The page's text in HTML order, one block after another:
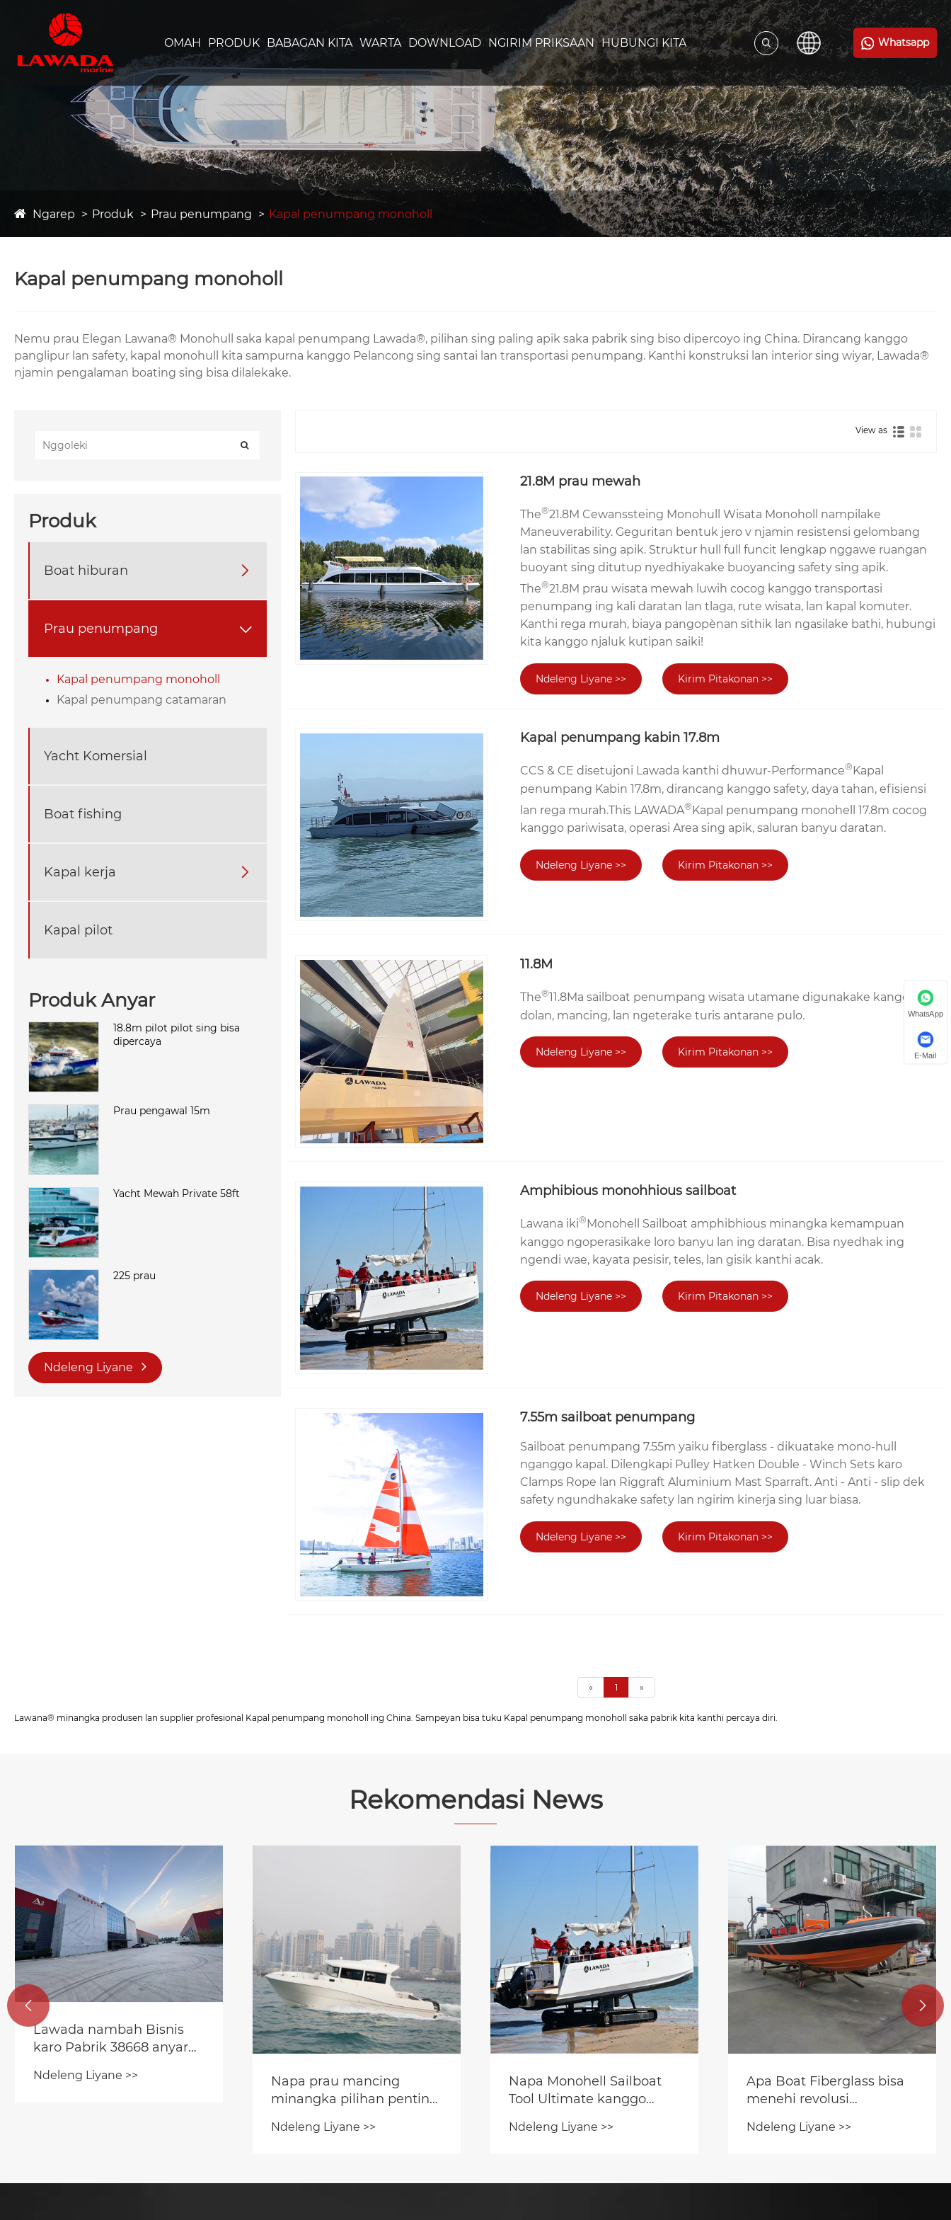
OMAH PRODUK BABAGAN KITA WARTA DOWNLOAD NGIRIM PRIKSAAN HUBUNGI KITA Whatsapp
Ngarep Produk Prau penumpang Kapal penumpang monoholl
Kapal penumpang monoholl
Nemu prau Elegan Lawana® Monohull saka kapal penumpang Lawada®, pilihan sing paling apik saka pabrik sing biso dipercoyo ing China. Dirancang kanggo
panglipur lan safety, kapal monohull kita sampurna kanggo Pelancong sing santai lan transportasi penumpang. Kanthi konstruksi lan interior sing wiyar, Lawada®
njamin pengalaman boating sing bisa dilalekake.
Produk
Boat hiburan 
Prau penumpang 
Kapal penumpang monoholl
Kapal penumpang catamaran
Yacht Komersial
Boat fishing
Kapal kerja 
Kapal pilot
Produk Anyar
18.8m pilot pilot sing bisa
dipercaya
Prau pengawal 15m
Yacht Mewah Private 58ft
225 prau
Ndeleng Liyane
View as
21.8M prau mewah
The®21.8M Cewanssteing Monohull Wisata Monoholl nampilake
Maneuverability. Geguritan bentuk jero v njamin resistensi gelombang
lan stabilitas sing apik. Struktur hull full funcit lengkap nggawe ruangan
buoyant sing ditutup nyedhiyakake buoyancing safety sing apik.
The®21.8M prau wisata mewah luwih cocog kanggo transportasi
penumpang ing kali daratan lan tlaga, rute wisata, lan kapal komuter.
Kanthi rega murah, biaya pangopènan sithik lan ngasilake bathi, hubungi
kita kanggo njaluk kutipan saiki!
Ndeleng Liyane >> Kirim Pitakonan >>
Kapal penumpang kabin 17.8m
CCS & CE disetujoni Lawada kanthi dhuwur-Performance® Kapal
penumpang Kabin 17.8m, dirancang kanggo safety, daya tahan, efisiensi
lan rega murah.This LAWADA®Kapal penumpang monohell 17.8m cocog
kanggo pariwisata, operasi Area sing apik, saluran banyu daratan.
Ndeleng Liyane >> Kirim Pitakonan >>
11.8M
The®11.8Ma sailboat penumpang wisata utamane digunakake kanggo
dolan, mancing, lan ngeterake turis antarane pulo.
Ndeleng Liyane >> Kirim Pitakonan >>
Amphibious monohhious sailboat
Lawana iki® Monohell Sailboat amphibhious minangka kemampuan
kanggo ngoperasikake loro banyu lan ing daratan. Bisa nyedhak ing
ngendi wae, kayata pesisir, teles, lan gisik kanthi acak.
Ndeleng Liyane >> Kirim Pitakonan >>
7.55m sailboat penumpang
Sailboat penumpang 7.55m yaiku fiberglass - dikuatake mono-hull
nganggo kapal. Dilengkapi Pulley Hatken Double - Winch Sets karo
Clamps Rope lan Riggraft Aluminium Mast Sparraft. Anti - Anti - slip dek
safety ngundhakake safety lan ngirim kinerja sing luar biasa.
Ndeleng Liyane >> Kirim Pitakonan >>
« 1 »
Lawana® minangka produsen lan supplier profesional Kapal penumpang monoholl ing China. Sampeyan bisa tuku Kapal penumpang monoholl saka pabrik kita kanthi percaya diri.
Rekomendasi News
Lawada nambah Bisnis
karo Pabrik 38668 anyar
Ndeleng Liyane >>
Napa prau mancing
minangka pilihan penting
rekreasi?
Ndeleng Liyane >>
Napa Monohell Sailboat
Tool Ultimate kanggo
Ndeleng Liyane >>
Apa Boat Fiberglass bisa
menehi revolusi
sampeyan?
Ndeleng Liyane >>
 
WhatsApp
E-Mail